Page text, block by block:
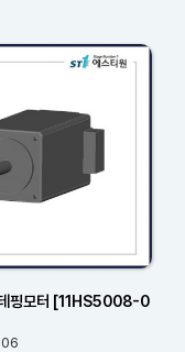
핑모터 [11HS5008-0